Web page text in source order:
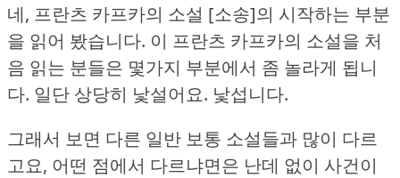
네, 프란츠 카프카의 소설 [소송]의 시작하는 부분
을 읽어 봤습니다. 이 프란츠 카프카의 소설을 처
음 읽는 분들은 몇가지 부분에서 좀 놀라게 됩니
다. 일단 상당히 낯설어요. 낯섭니다.
그래서 보면 다른 일반 보통 소설들과 많이 다르
고요, 어떤 점에서 다르냐면은 난데 없이 사건이